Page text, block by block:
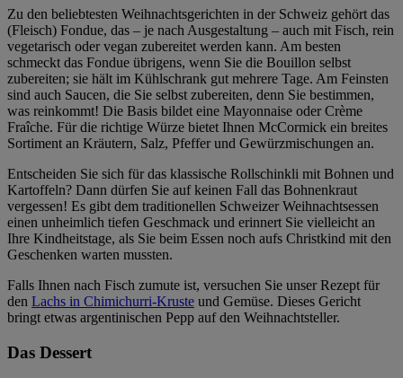
Zu den beliebtesten Weihnachtsgerichten in der Schweiz gehört das
(Fleisch) Fondue, das – je nach Ausgestaltung – auch mit Fisch, rein
vegetarisch oder vegan zubereitet werden kann. Am besten
schmeckt das Fondue übrigens, wenn Sie die Bouillon selbst
zubereiten; sie hält im Kühlschrank gut mehrere Tage. Am Feinsten
sind auch Saucen, die Sie selbst zubereiten, denn Sie bestimmen,
was reinkommt! Die Basis bildet eine Mayonnaise oder Crème
Fraîche. Für die richtige Würze bietet Ihnen McCormick ein breites
Sortiment an Kräutern, Salz, Pfeffer und Gewürzmischungen an.
Entscheiden Sie sich für das klassische Rollschinkli mit Bohnen und
Kartoffeln? Dann dürfen Sie auf keinen Fall das Bohnenkraut
vergessen! Es gibt dem traditionellen Schweizer Weihnachtsessen
einen unheimlich tiefen Geschmack und erinnert Sie vielleicht an
Ihre Kindheitstage, als Sie beim Essen noch aufs Christkind mit den
Geschenken warten mussten.
Falls Ihnen nach Fisch zumute ist, versuchen Sie unser Rezept für
den Lachs in Chimichurri-Kruste und Gemüse. Dieses Gericht
bringt etwas argentinischen Pepp auf den Weihnachtsteller.
Das Dessert